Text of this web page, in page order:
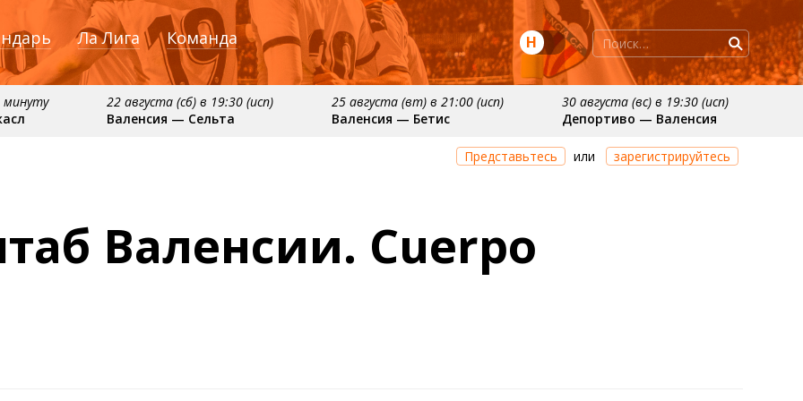
Ла Лига Команда Н
минуту
22 августа (сб) в 19:30 (исп)
Валенсия — Сельта
25 августа (вт) в 21:00 (исп)
Валенсия — Бетис
30 августа (вс) в 19:30 (исп)
Депортиво — Валенсия
примерно 11 октября
Расинг — Валенсия
Представьтесь или зарегистрируйтесь
Валенсии. Cuerpo